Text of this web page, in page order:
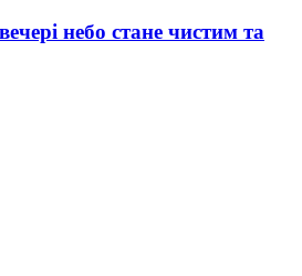
небо стане чистим та